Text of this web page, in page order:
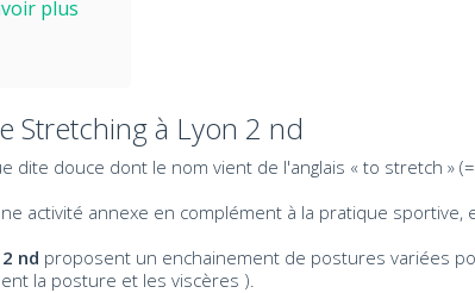
plus
Stretching à Lyon 2 nd
dite douce dont le nom vient de l'anglais « to stretch »
activité annexe en complément à la pratique
nd proposent un enchainement de postures variées
la posture et les viscères ).